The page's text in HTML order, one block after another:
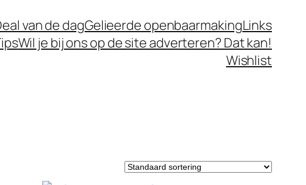
van de dagGelieerde openbaarmakingLinks
Wil je bij ons op de site adverteren? Dat kan!
Wishlist